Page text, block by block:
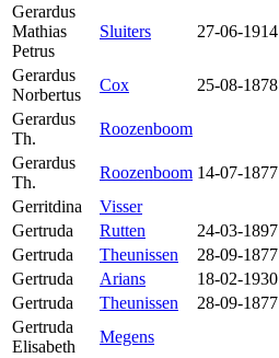
Gerardus
Mathias
Petrus
Sluiters 27-06-1914
Gerardus
Norbertus
Cox 25-08-1878
Gerardus
Th.
Roozenboom
Gerardus
Th.
Roozenboom 14-07-1877
Gerritdina
Visser
Gertruda
Rutten 24-03-1897
Gertruda
Theunissen 28-09-1877
Gertruda
Arians 18-02-1930
Gertruda
Theunissen 28-09-1877
Gertruda
Elisabeth
Megens